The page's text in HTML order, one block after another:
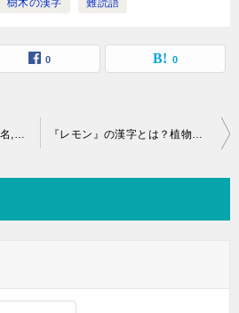
樹木の漢字 難読語
0 0
『ゆず』の漢字とは？植物名,樹木,草花,作物の難読語 『レモン』の漢字とは？植物名,樹木,草花,作物の難読語檸檬甘寧